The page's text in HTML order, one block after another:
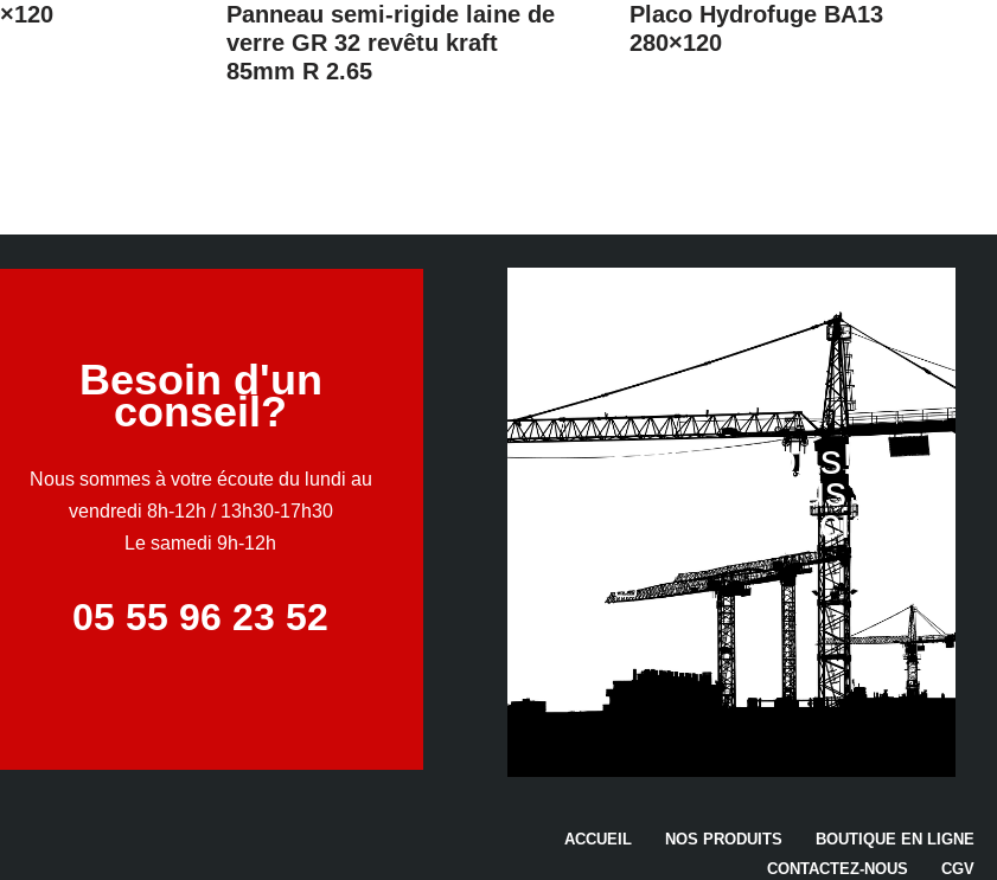
Panneau semi-rigide laine de
verre GR 32 revêtu kraft
85mm R 2.65
Placo Hydrofuge BA13
280×120
Besoin d'un
conseil?
Nous sommes à votre écoute du lundi au
vendredi 8h-12h / 13h30-17h30
Le samedi 9h-12h
05 55 96 23 52
Suivez nous!
Retrouvez-nous sur
les réseaux sociaux
ACCUEIL NOS PRODUITS
BOUTIQUE EN LIGNE
CONTACTEZ-NOUS
CGV